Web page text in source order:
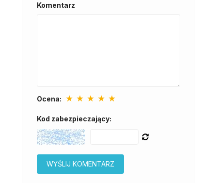
Komentarz
Ocena: ★ ★ ★ ★ ★
Kod zabezpieczający: